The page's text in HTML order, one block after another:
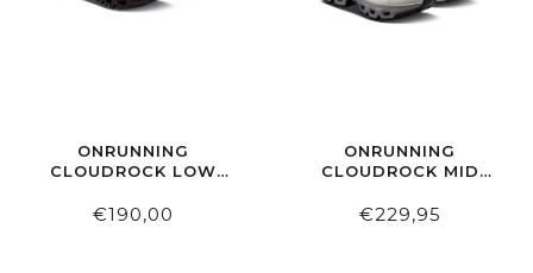
ONRUNNING
CLOUDROCK LOW
€190,00
ONRUNNING
CLOUDROCK MID
GLACIER | ALLOY
€229,95